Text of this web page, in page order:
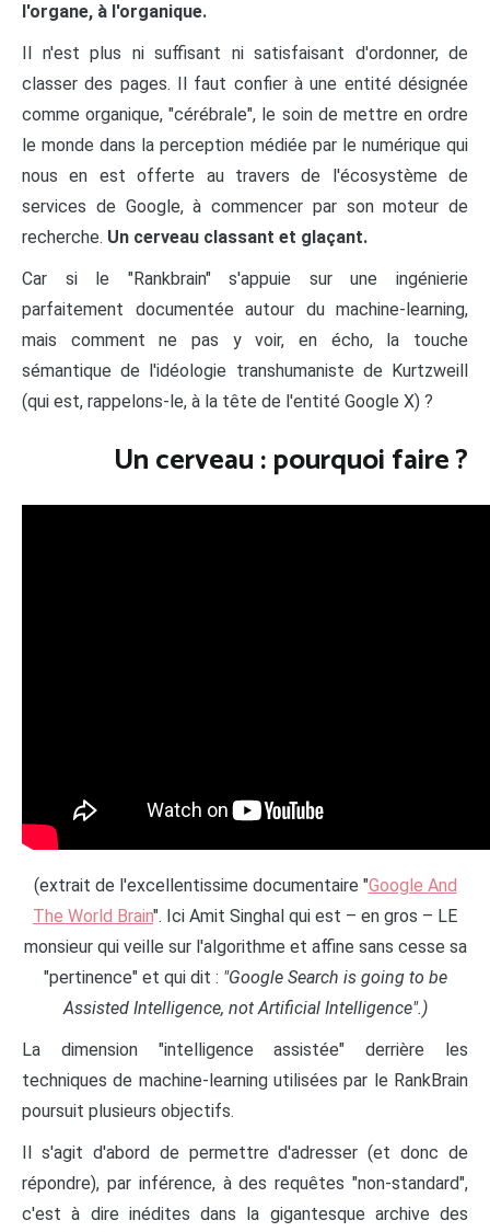
l'organe, à l'organique.
Il n'est plus ni suffisant ni satisfaisant d'ordonner, de
classer des pages. Il faut confier à une entité désignée
comme organique, "cérébrale", le soin de mettre en ordre
le monde dans la perception médiée par le numérique qui
nous en est offerte au travers de l'écosystème de
services de Google, à commencer par son moteur de
recherche. Un cerveau classant et glaçant.
Car si le "Rankbrain" s'appuie sur une ingénierie
parfaitement documentée autour du machine-learning,
mais comment ne pas y voir, en écho, la touche
sémantique de l'idéologie transhumaniste de Kurtzweill
(qui est, rappelons-le, à la tête de l'entité Google X) ?
Un cerveau : pourquoi faire ?
(extrait de l'excellentissime documentaire "Google And
The World Brain". Ici Amit Singhal qui est – en gros – LE
monsieur qui veille sur l'algorithme et affine sans cesse sa
"pertinence" et qui dit : "Google Search is going to be
Assisted Intelligence, not Artificial Intelligence".)
La dimension "intelligence assistée" derrière les
techniques de machine-learning utilisées par le RankBrain
poursuit plusieurs objectifs.
Il s'agit d'abord de permettre d'adresser (et donc de
répondre), par inférence, à des requêtes "non-standard",
c'est à dire inédites dans la gigantesque archive des